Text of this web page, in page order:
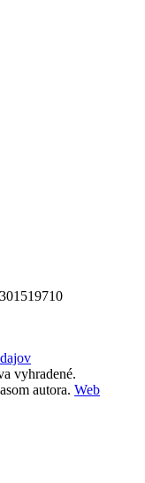
vyhradené.
autora. Web